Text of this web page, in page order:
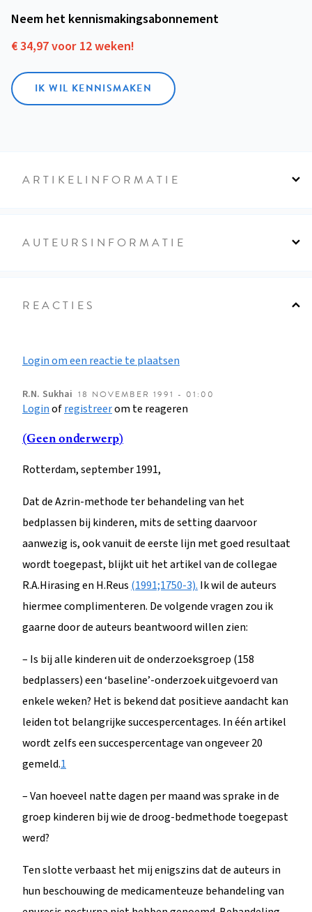
Neem het kennismakings­abonnement
€ 34,97 voor 12 weken!
IK WIL KENNISMAKEN
ARTIKELINFORMATIE
AUTEURSINFORMATIE
REACTIES
Login om een reactie te plaatsen
R.N. Sukhai 18 NOVEMBER 1991 - 01:00
Loginofregistreerom te reageren
(Geen onderwerp)
Rotterdam, september 1991,
Dat de Azrin-methode ter behandeling van het
bedplassen bij kinderen, mits de setting daarvoor
aanwezig is, ook vanuit de eerste lijn met goed resultaat
wordt toegepast, blijkt uit het artikel van de collegae
R.A.Hirasing en H.Reus (1991;1750-3). Ik wil de auteurs
hiermee complimenteren. De volgende vragen zou ik
gaarne door de auteurs beantwoord willen zien:
– Is bij alle kinderen uit de onderzoeksgroep (158
bedplassers) een ‘baseline’-onderzoek uitgevoerd van
enkele weken? Het is bekend dat positieve aandacht kan
leiden tot belangrijke succespercentages. In één artikel
wordt zelfs een succespercentage van ongeveer 20
gemeld.1
– Van hoeveel natte dagen per maand was sprake in de
groep kinderen bij wie de droog-bedmethode toegepast
werd?
Ten slotte verbaast het mij enigszins dat de auteurs in
hun beschouwing de medicamenteuze behandeling van